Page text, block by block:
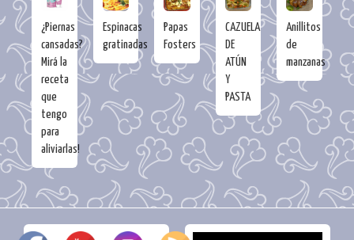
¿Piernas
cansadas?
Mirá la
receta
que
tengo
para
aliviarlas!
Espinacas
gratinadas
Papas
Fosters
CAZUELA
DE
ATÚN
Y
PASTA
Anillitos
de
manzanas